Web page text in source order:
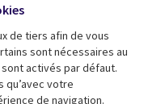
de tiers afin de vous
sont nécessaires au
activés par défaut.
qu’avec votre
de navigation.